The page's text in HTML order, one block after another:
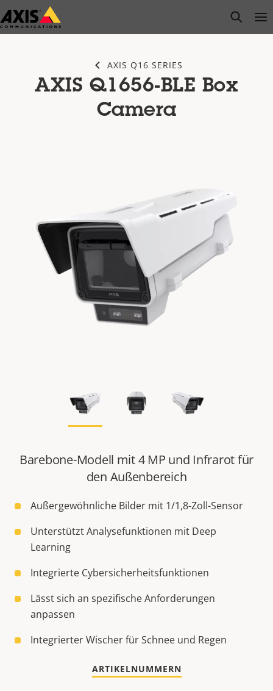
Zum
Hauptinhalt
open
AXIS Q16 SERIES
AXIS Q1656-BLE Box
Camera
Barebone-Modell mit 4 MP und Infrarot für
den Außenbereich
Außergewöhnliche Bilder mit 1/1,8-Zoll-Sensor
Unterstützt Analysefunktionen mit Deep
Learning
Integrierte Cybersicherheitsfunktionen
Lässt sich an spezifische Anforderungen
anpassen
Integrierter Wischer für Schnee und Regen
ARTIKELNUMMERN